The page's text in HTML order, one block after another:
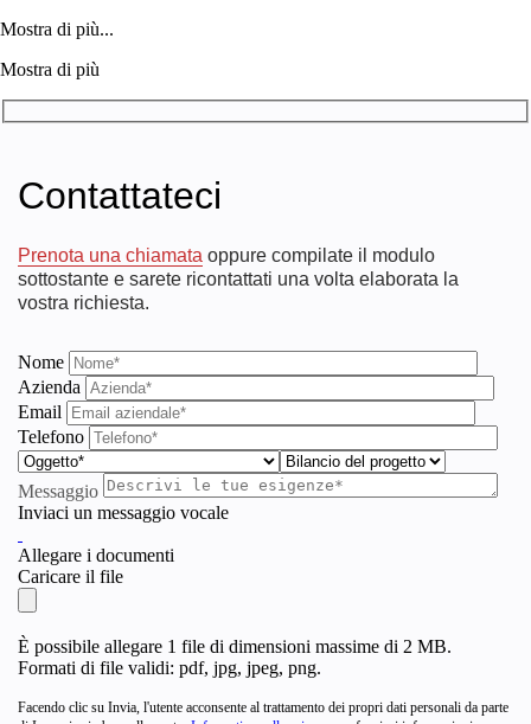
Mostra di più...
Mostra di più
Contattateci
Prenota una chiamata oppure compilate il modulo
sottostante e sarete ricontattati una volta elaborata la
vostra richiesta.
Nome
Azienda
Email
Telefono
Messaggio
Inviaci un messaggio vocale
Allegare i documenti
Caricare il file
È possibile allegare 1 file di dimensioni massime di 2 MB.
Formati di file validi: pdf, jpg, jpeg, png.
Facendo clic su Invia, l'utente acconsente al trattamento dei propri dati personali da parte